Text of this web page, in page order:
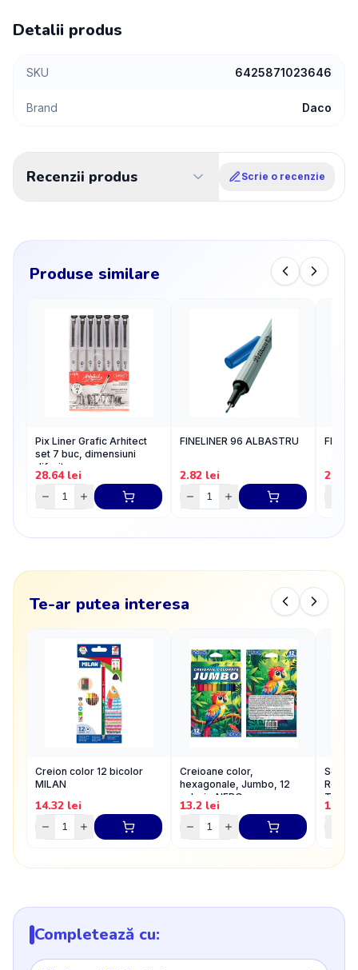
Detalii produs
SKU 6425871023646
Brand Daco
Recenzii produs Scrie o recenzie
Produse similare
Pix Liner Grafic Arhitect
set 7 buc, dimensiuni
diferite
28.64lei
FINELINER 96 ALBASTRU
2.82 lei 2.51
Te-ar putea interesa
Creion color 12 bicolor
MILAN
14.32 lei
Creioane color,
hexagonale, Jumbo, 12
culori - NEBO
13.2 lei
Set 4
10.56
Completează cu: